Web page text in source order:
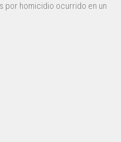
por homicidio ocurrido en un